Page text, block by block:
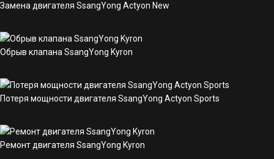
Замена двигателя SsangYong Actyon New
Обрыв клапана SsangYong Kyron
Потеря мощности двигателя SsangYong Actyon Sports
Ремонт двигателя SsangYong Kyron